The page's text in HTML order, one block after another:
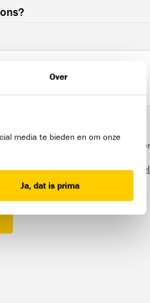
Over
media te bieden en om onze
Ja, dat is prima
marketingberichten van
ga je akkoord met ons